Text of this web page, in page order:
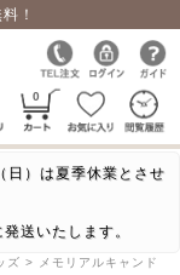
！
0
日）は夏季休業とさせ
送いたします。
ズ > メモリアルキャンド